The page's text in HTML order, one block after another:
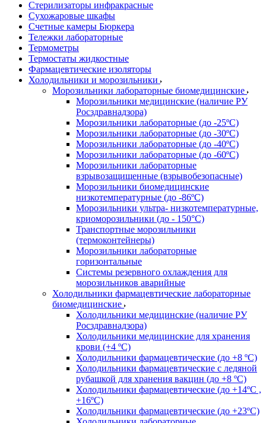
Стерилизаторы инфракрасные
Сухожаровые шкафы
Счетные камеры Бюркера
Тележки лабораторные
Термометры
Термостаты жидкостные
Фармацевтические изоляторы
Холодильники и морозильники
Морозильники лабораторные биомедицинские
Морозильники медицинские (наличие РУ
Росздравнадзора)
Морозильники лабораторные (до -25ºС)
Морозильники лабораторные (до -30ºС)
Морозильники лабораторные (до -40ºС)
Морозильники лабораторные (до -60ºС)
Морозильники лабораторные
взрывозащищенные (взрывобезопасные)
Морозильники биомедицинские
низкотемпературные (до -86ºС)
Морозильники ультра- низкотемпературные,
криоморозильники (до - 150°С)
Транспортные морозильники
(термоконтейнеры)
Морозильники лабораторные
горизонтальные
Системы резервного охлаждения для
морозильников аварийные
Холодильники фармацевтические лабораторные
биомедицинские
Холодильники медицинские (наличие РУ
Росздравнадзора)
Холодильники медицинские для хранения
крови (+4 ºС)
Холодильники фармацевтические (до +8 ºС)
Холодильники фармацевтические с ледяной
рубашкой для хранения вакцин (до +8 ºС)
Холодильники фармацевтические (до +14ºС ,
+16ºС)
Холодильники фармацевтические (до +23ºС)